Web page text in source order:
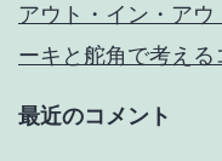
アウト・イン・ア
ーキと舵角で考え
最近のコメント